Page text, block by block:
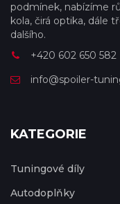
podmínek, nabízíme
kola, čirá optika, dále
dalšího.
+420 602 650 582
info@spoiler-
KATEGORIE
Tuningové díly
Autodoplňky